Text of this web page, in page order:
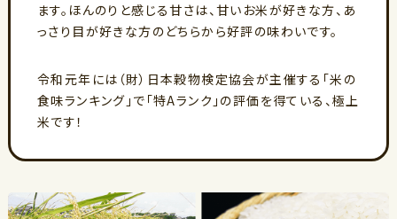
ます。ほんのりと感じる甘さは、甘いお米が好きな方、あ
っさり目が好きな方のどちらから好評の味わいです。
令和元年には（財）日本穀物検定協会が主催する「米の
食味ランキング」で「特Aランク」の評価を得ている、極上
米です！